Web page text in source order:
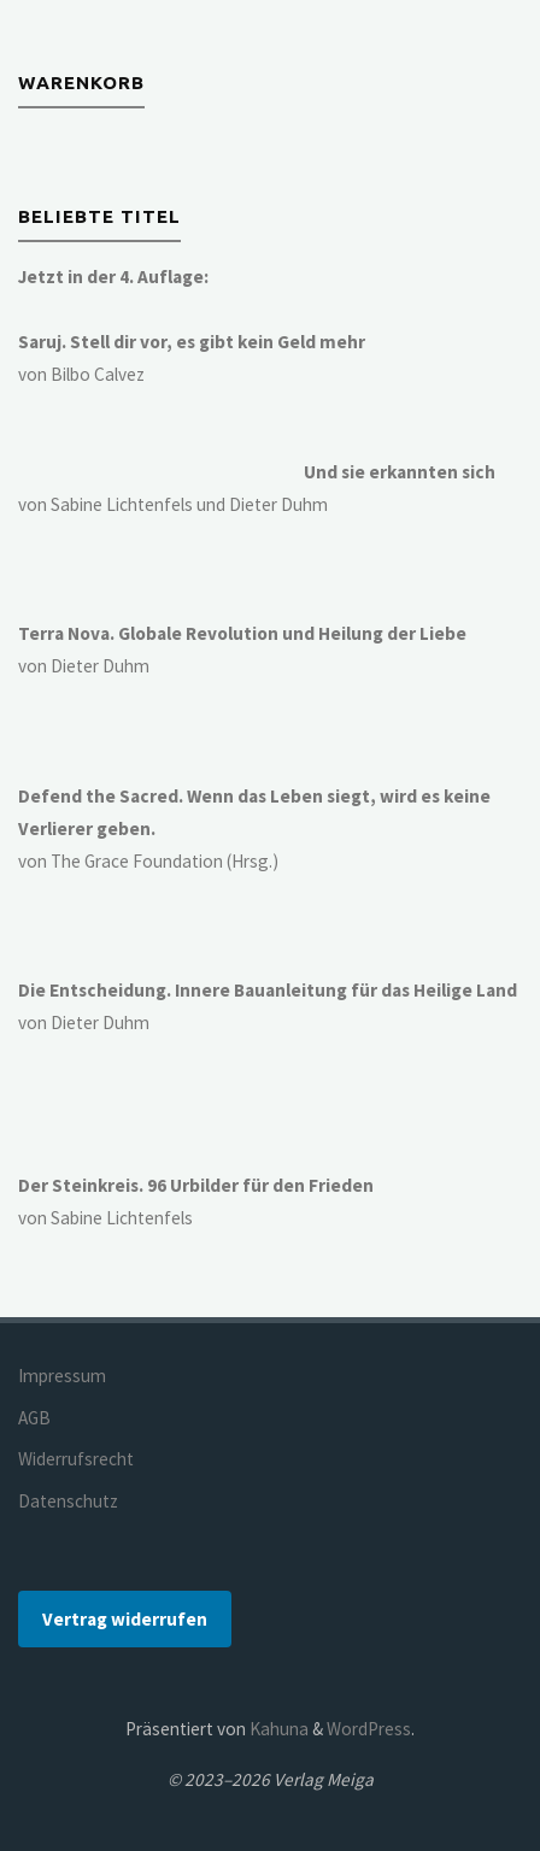
WARENKORB
BELIEBTE TITEL
Jetzt in der 4. Auflage:
Saruj. Stell dir vor, es gibt kein Geld mehr
von Bilbo Calvez
Und sie erkannten sich
von Sabine Lichtenfels und Dieter Duhm
Terra Nova. Globale Revolution und Heilung der Liebe
von Dieter Duhm
Defend the Sacred. Wenn das Leben siegt, wird es keine
Verlierer geben.
von The Grace Foundation (Hrsg.)
Die Entscheidung. Innere Bauanleitung für das Heilige Land
von Dieter Duhm
Der Steinkreis. 96 Urbilder für den Frieden
von Sabine Lichtenfels
Impressum
AGB
Widerrufsrecht
Datenschutz
Vertrag widerrufen
Präsentiert von Kahuna &WordPress.
© 2023–2026 Verlag Meiga